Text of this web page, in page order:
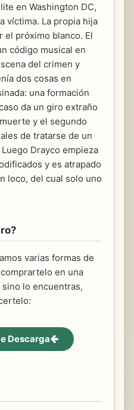
en Washington DC,
víctima. La propia hija
el próximo blanco. El
código musical en
del crimen y
dos cosas en
una formación
da un giro extraño
y el segundo
de tratarse de un
Drayco empieza
y es atrapado
loco, del cual solo uno
varias formas de
en una
lo encuentras,
Descarga